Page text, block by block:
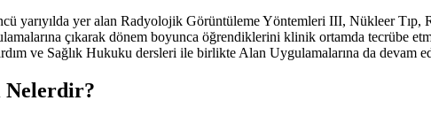
yarıyılda yer alan Radyolojik Görüntüleme Yöntemleri III, Nükleer
çıkarak dönem boyunca öğrendiklerini klinik ortamda tecrübe
ve Sağlık Hukuku dersleri ile birlikte Alan Uygulamalarına da devam
Nelerdir?